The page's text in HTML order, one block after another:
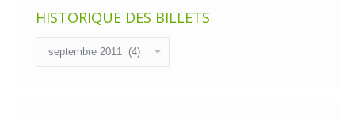
HISTORIQUE DES BILLETS
des
billets